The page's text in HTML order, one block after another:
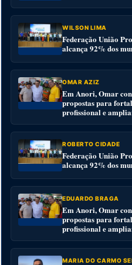
WILSON LIMA
Federação União
alcança 92% dos
OMAR AZIZ
Em Anori, Omar
propostas para
profissional e
ROBERTO CIDADE
Federação União
alcança 92% dos
EDUARDO BRAGA
Em Anori, Omar
propostas para
profissional e
MARIA DO CARMO